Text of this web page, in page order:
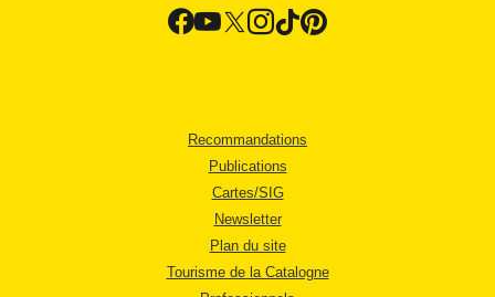
Recommandations
Publications
Cartes/SIG
Newsletter
Plan du site
Tourisme de la Catalogne